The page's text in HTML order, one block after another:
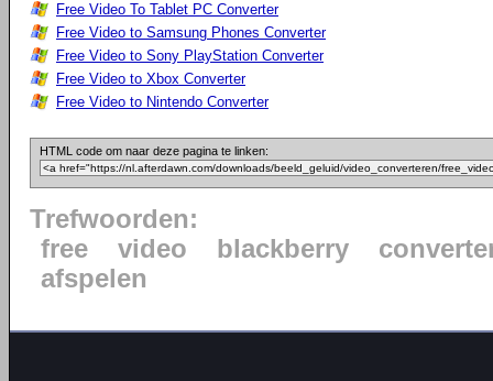
Free Video To Tablet PC Converter
Free Video to Samsung Phones Converter
Free Video to Sony PlayStation Converter
Free Video to Xbox Converter
Free Video to Nintendo Converter
HTML code om naar deze pagina te linken:
Trefwoorden:
free
video blackberry
afspelen